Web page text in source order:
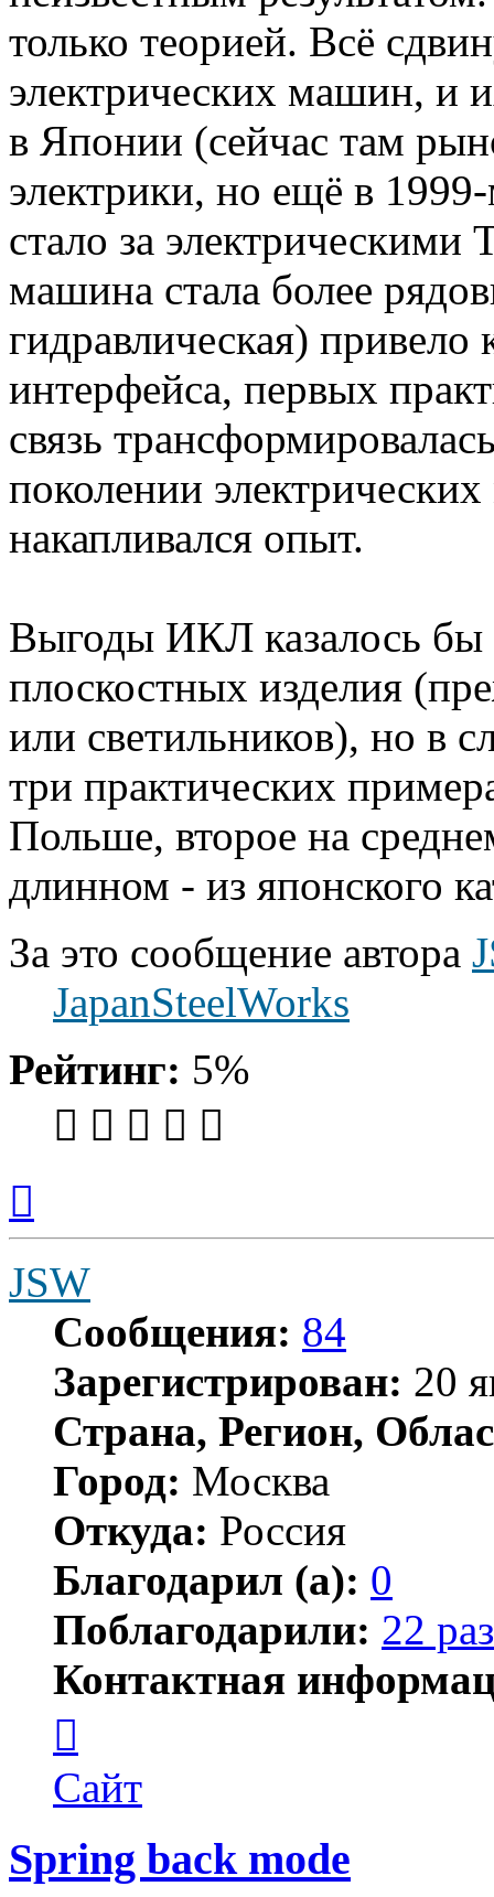
только теорией. Всё
электрических машин, и
в Японии (сейчас там
электрики, но ещё в
стало за электрическими
машина стала более
гидравлическая)
интерфейса, первых
связь
поколении
накапливался опыт.
Выгоды ИКЛ казалось бы
плоскостных изделия
или светильников), но в
три практических
Польше, второе на
длинном - из японского
За это сообщение автора
JapanSteelWorks
Рейтинг: 5%
началу
JSW
Сообщения: 84
Зарегистрирован: 20
Страна, Регион,
Город: Москва
Откуда: Россия
Благодарил (а): 0
Поблагодарили: 22
Контактная
пользователя
JSW
Сайт
Spring back mode